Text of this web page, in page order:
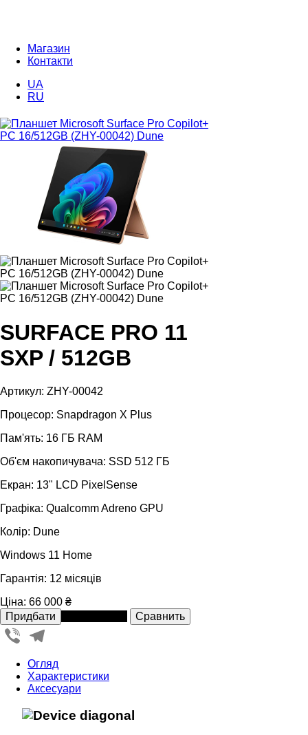
Магазин
Контакти
UA
RU
SURFACE PRO 11
SXP / 512GB
Артикул: ZHY-00042
Процесор: Snapdragon X Plus
Пам'ять: 16 ГБ RAM
Об'єм накопичувача: SSD 512 ГБ
Екран: 13" LCD PixelSense
Графіка: Qualcomm Adreno GPU
Колір: Dune
Windows 11 Home
Гарантія: 12 місяців
Ціна: 66 000 ₴
Viber
Огляд
Характеристики
Аксесуари